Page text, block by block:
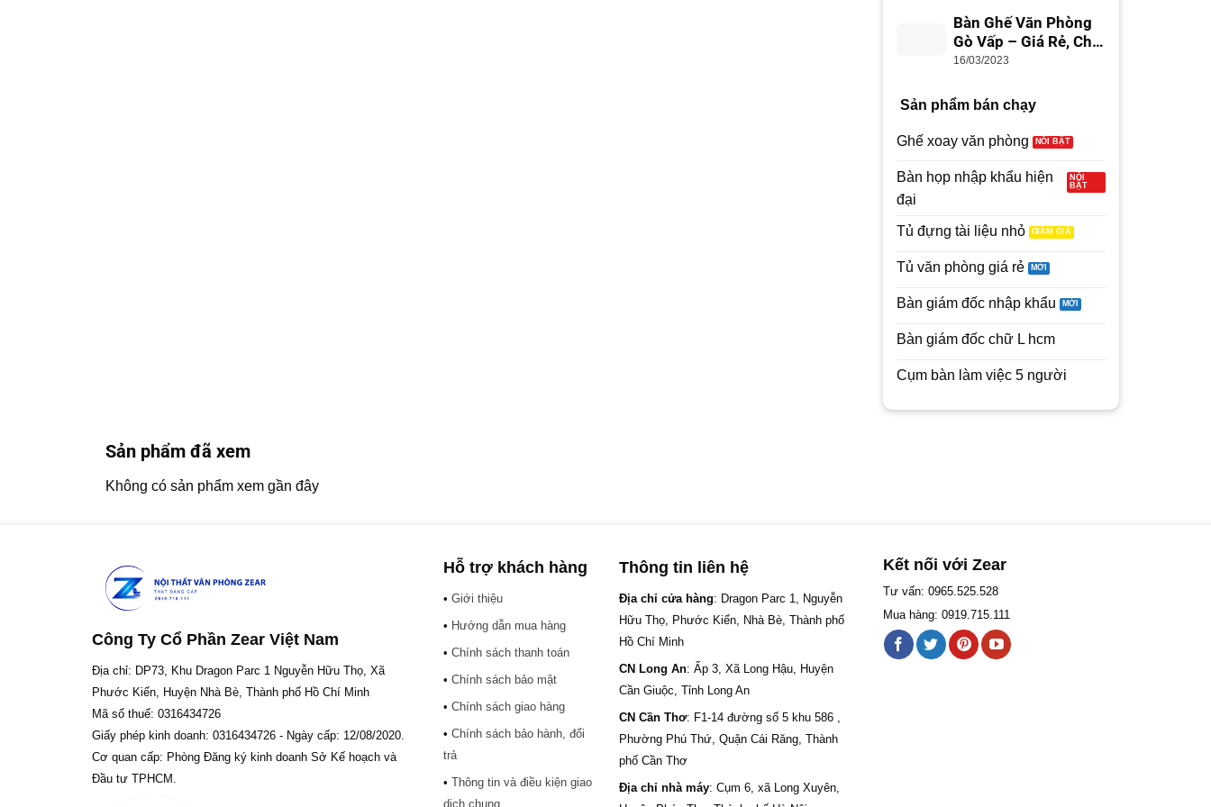
Bàn Ghế Văn Phòng
Gò Vấp – Giá Rẻ, Chất
Lượng
16/03/2023
Sản phẩm bán chạy
Ghế xoay văn phòng
Bàn họp nhập khẩu hiện
đại
Tủ đựng tài liệu nhỏ
Tủ văn phòng giá rẻ
Bàn giám đốc nhập khẩu
Bàn giám đốc chữ L hcm
Cụm bàn làm việc 5 người
Sản phẩm đã xem
Không có sản phẩm xem gần đây
Công Ty Cổ Phần Zear Việt Nam
Địa chỉ: DP73, Khu Dragon Parc 1 Nguyễn Hữu Thọ, Xã
Phước Kiển, Huyện Nhà Bè, Thành phố Hồ Chí Minh
Mã số thuế: 0316434726
Giấy phép kinh doanh: 0316434726 - Ngày cấp: 12/08/2020.
Cơ quan cấp: Phòng Đăng ký kinh doanh Sở Kế hoạch và
Đầu tư TPHCM.
Hỗ trợ khách hàng
• Giới thiệu
• Hướng dẫn mua hàng
• Chính sách thanh toán
• Chính sách bảo mật
• Chính sách giao hàng
• Chính sách bảo hành, đổi
trả
• Thông tin và điều kiện giao
dịch chung
Thông tin liên hệ
Địa chỉ cửa hàng: Dragon Parc 1, Nguyễn
Hữu Thọ, Phước Kiển, Nhà Bè, Thành phố
Hồ Chí Minh
CN Long An: Ấp 3, Xã Long Hậu, Huyện
Cần Giuộc, Tỉnh Long An
CN Cần Thơ: F1-14 đường số 5 khu 586 ,
Phường Phú Thứ, Quận Cái Răng, Thành
phố Cần Thơ
Địa chỉ nhà máy: Cụm 6, xã Long Xuyên,
Kết nối với Zear
Tư vấn: 0965.525.528
Mua hàng: 0919.715.111